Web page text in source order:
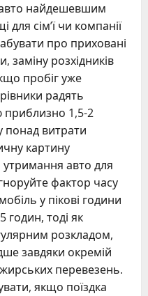
найдешевшим
сім’ї чи компанії
про приховані
заміну розхідників
пробіг уже
радять
приблизно 1,5-2
понад витрати
картину
авто для
фактор часу
у пікові години
годин, тоді як
розкладом,
завдяки окремій
перевезень.
якщо поїздка